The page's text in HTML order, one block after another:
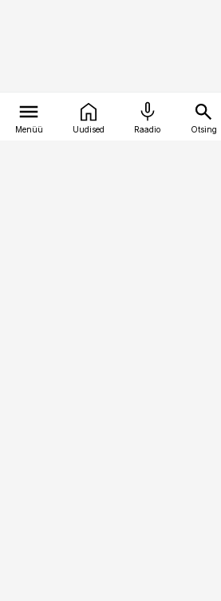
Menüü Uudised Raadio Otsing